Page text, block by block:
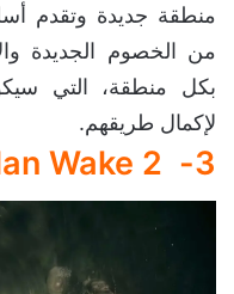
منطقة جديدة وتقدم
من الخصوم الجديدة
بكل منطقة، التي
لإكمال طريقهم.
3-
Wake 2